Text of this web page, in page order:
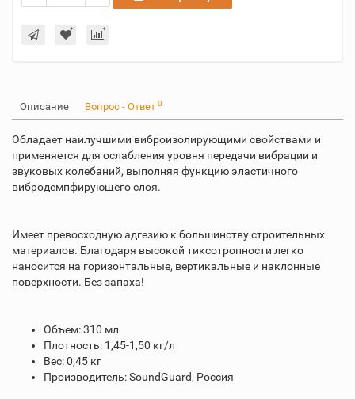
Описание Вопрос - Ответ 0
Обладает наилучшими виброизолирующими свойствами и
применяется для ослабления уровня передачи вибрации и
звуковых колебаний, выполняя функцию эластичного
вибродемпфирующего слоя.
Имеет превосходную адгезию к большинству строительных
материалов. Благодаря высокой тиксотропности легко
наносится на горизонтальные, вертикальные и наклонные
поверхности. Без запаха!
Объем: 310 мл
Плотность: 1,45-1,50 кг/л
Вес: 0,45 кг
Производитель: SoundGuard, Россия